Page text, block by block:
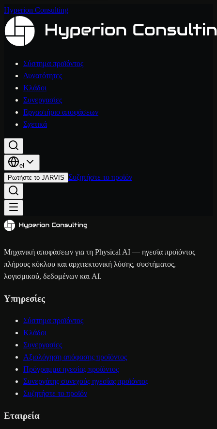
Hyperion Consulting
Σύστημα προϊόντος
Δυνατότητες
Κλάδοι
Συνεργασίες
Εργαστήριο αποφάσεων
Σχετικά
el
Ρωτήστε το JARVIS Συζητήστε το προϊόν
Μηχανική αποφάσεων για τη Physical AI — ηγεσία προϊόντος
πλήρους κύκλου και αρχιτεκτονική λύσης, συστήματος,
λογισμικού, δεδομένων και AI.
Υπηρεσίες
Σύστημα προϊόντος
Κλάδοι
Συνεργασίες
Αξιολόγηση απόφασης προϊόντος
Πρόγραμμα ηγεσίας προϊόντος
Συνεργάτης συνεχούς ηγεσίας προϊόντος
Συζητήστε το προϊόν
Εταιρεία